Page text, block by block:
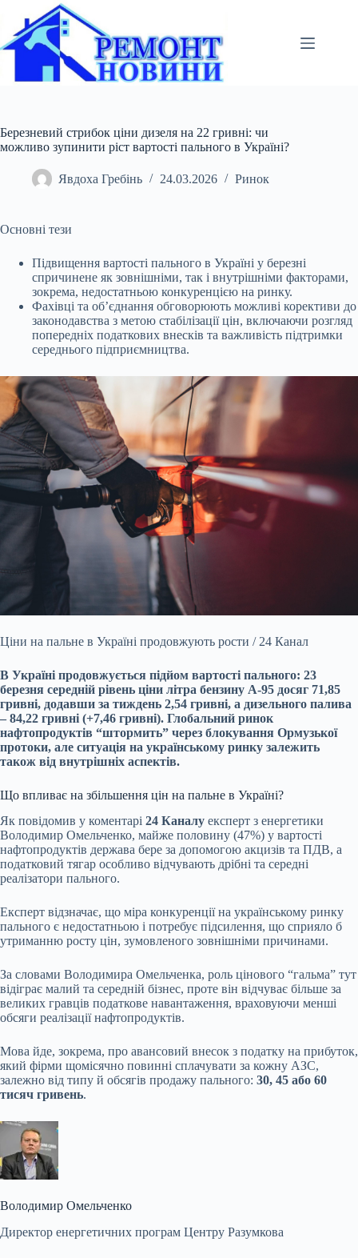
вмісту
Березневий стрибок ціни дизеля на 22 гривні: чи
можливо зупинити ріст вартості пального в Україні?
Явдоха Гребінь 24.03.2026 Ринок
Основні тези
Підвищення вартості пального в Україні у березні
спричинене як зовнішніми, так і внутрішніми факторами,
зокрема, недостатньою конкуренцією на ринку.
Фахівці та об’єднання обговорюють можливі корективи до
законодавства з метою стабілізації цін, включаючи розгляд
попередніх податкових внесків та важливість підтримки
середнього підприємництва.
Ціни на пальне в Україні продовжують рости / 24 Канал
В Україні продовжується підйом вартості пального: 23
березня середній рівень ціни літра бензину А-95 досяг 71,85
гривні, додавши за тиждень 2,54 гривні, а дизельного палива
– 84,22 гривні (+7,46 гривні). Глобальний ринок
нафтопродуктів “штормить” через блокування Ормузької
протоки, але ситуація на українському ринку залежить
також від внутрішніх аспектів.
Що впливає на збільшення цін на пальне в Україні?
Як повідомив у коментарі 24 Каналу експерт з енергетики
Володимир Омельченко, майже половину (47%) у вартості
нафтопродуктів держава бере за допомогою акцизів та ПДВ, а
податковий тягар особливо відчувають дрібні та середні
реалізатори пального.
Експерт відзначає, що міра конкуренції на українському ринку
пального є недостатньою і потребує підсилення, що сприяло б
утриманню росту цін, зумовленого зовнішніми причинами.
За словами Володимира Омельченка, роль цінового “гальма” тут
відіграє малий та середній бізнес, проте він відчуває більше за
великих гравців податкове навантаження, враховуючи менші
обсяги реалізації нафтопродуктів.
Мова йде, зокрема, про авансовий внесок з податку на прибуток,
який фірми щомісячно повинні сплачувати за кожну АЗС,
залежно від типу й обсягів продажу пального: 30, 45 або 60
тисяч гривень.
Володимир Омельченко
Директор енергетичних програм Центру Разумкова